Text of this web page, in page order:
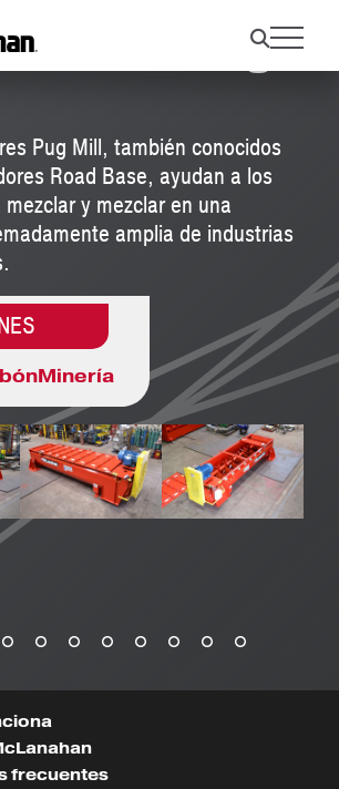
Pug
Pug Mill, también conocidos
Road Base, ayudan a los
y mezclar en una
amplia de industrias
Minería
frecuentes